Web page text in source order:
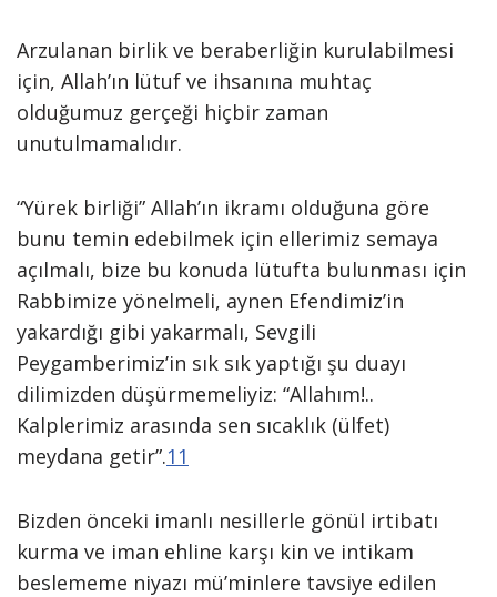
Arzulanan birlik ve beraberliğin kurulabilmesi
için, Allah’ın lütuf ve ihsanına muhtaç
olduğumuz gerçeği hiçbir zaman
unutulmamalıdır.
“Yürek birliği” Allah’ın ikramı olduğuna göre
bunu temin edebilmek için ellerimiz semaya
açılmalı, bize bu konuda lütufta bulunması için
Rabbimize yönelmeli, aynen Efendimiz’in
yakardığı gibi yakarmalı, Sevgili
Peygamberimiz’in sık sık yaptığı şu duayı
dilimizden düşürmemeliyiz: “Allahım!..
Kalplerimiz arasında sen sıcaklık (ülfet)
meydana getir”.11
Bizden önceki imanlı nesillerle gönül irtibatı
kurma ve iman ehline karşı kin ve intikam
beslememe niyazı mü’minlere tavsiye edilen